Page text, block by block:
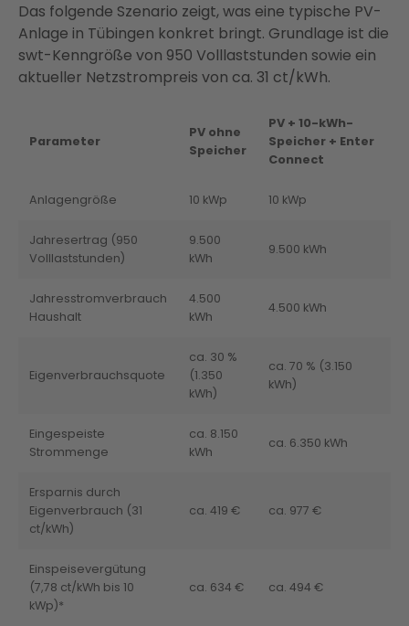
Das folgende Szenario zeigt, was eine typische PV-
Anlage in Tübingen konkret bringt. Grundlage ist die
swt-Kenngröße von 950 Volllaststunden sowie ein
aktueller Netzstrompreis von ca. 31 ct/kWh.
Parameter
PV ohne
Speicher
PV + 10-kWh-
Speicher + Enter
Connect
Anlagengröße 10 kWp 10 kWp
Jahresertrag (950
Volllaststunden)
9.500
kWh
9.500 kWh
Jahresstromverbrauch
Haushalt
4.500
kWh
4.500 kWh
Eigenverbrauchsquote
ca. 30 %
(1.350
kWh)
ca. 70 % (3.150
kWh)
Eingespeiste
Strommenge
ca. 8.150
kWh
ca. 6.350 kWh
Ersparnis durch
Eigenverbrauch (31
ct/kWh)
ca. 419 € ca. 977 €
Einspeisevergütung
(7,78 ct/kWh bis 10
kWp)*
ca. 634 € ca. 494 €